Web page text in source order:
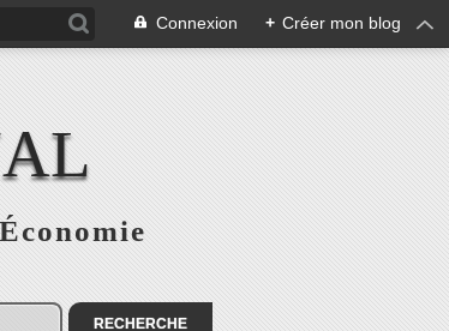
Connexion + Créer mon blog